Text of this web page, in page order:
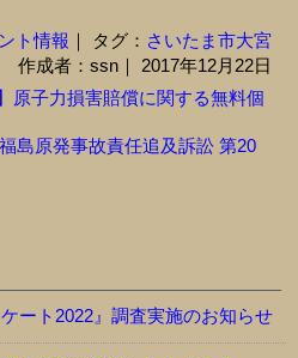
ト情報 ｜ タグ： さいたま市大宮
作成者：ssn｜ 2017年12月22日
原子力損害賠償に関する無料個
島原発事故責任追及訴訟 第20
ート2022』調査実施のお知らせ